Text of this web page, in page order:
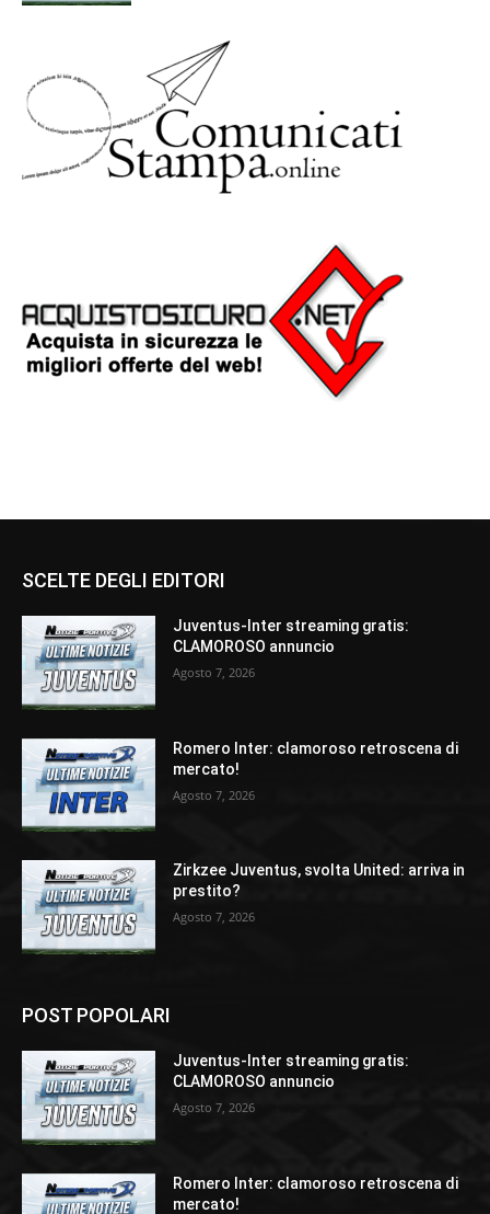
SCELTE DEGLI EDITORI
Juventus-Inter streaming gratis:
CLAMOROSO annuncio
Agosto 7, 2026
Romero Inter: clamoroso retroscena di
mercato!
Agosto 7, 2026
Zirkzee Juventus, svolta United: arriva in
prestito?
Agosto 7, 2026
POST POPOLARI
Juventus-Inter streaming gratis:
CLAMOROSO annuncio
Agosto 7, 2026
Romero Inter: clamoroso retroscena di
mercato!